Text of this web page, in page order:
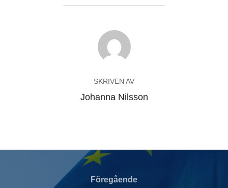
INLÄGGSFÖRFATTARE
SKRIVEN AV
Johanna Nilsson
Inläggsnavigering
Föregående
Föregående